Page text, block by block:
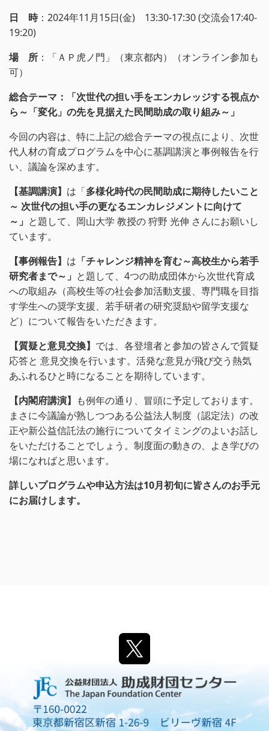
日 時：2024年11月15日(金) 13:30-17:30 (交流会17:40-
19:20)
場 所 ：「ＡＰ虎ノ門」（東京都内）（オンライン参加も
可）
総合テーマ：
「次世代の担い手をエンカレッジする視点か
ら～「変化」の先を見据えた民間助成の取り組み～」
今回の内容は、特に上記の総合テーマの視点により、次世
代人材の育成プログラムを中心に基調講演と事例報告を行
い、議論を深めます。
【基調講演】 は「多様化時代の民間助成に期待したいこと
～ 次世代の担い手の更なるエンカレジメントに向けて
～」 と題して、岡山大学 教授の 狩野 光伸 さんにお願いし
ています。
【事例報告】 は 「チャレンジ精神を育む～高校生から若手
研究者まで～」 と題して、4つの助成団体から次世代育成
への取組み（高校生等の社会参加活動支援、専門職を目指
す学生への奨学支援、若手研者の研究奨励や留学支援な
ど）について報告をいただきます。
【質疑と意見交換】 では、各登壇者と参加の皆さんで質疑
応答と 意見交換を行います。活発な意見が飛び交う熱気
あふれるひと時になることを期待しています。
【内閣府講演】
も例年の通り、冒頭に予定しております。
まさに今議論が熟しつつある公益法人制度（認定法）の改
正や新公益信託法の施行についてタイミングのよいお話し
をいただけることでしょう。制度面の動きの、よき学びの
場になればと思います。
詳しいプログラムや申込方法は10月初旬に皆さんのお手元
にお届けします。